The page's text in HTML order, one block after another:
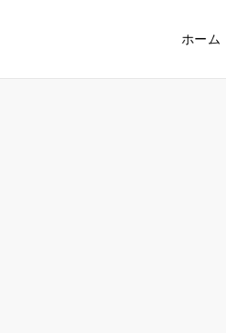
ホーム